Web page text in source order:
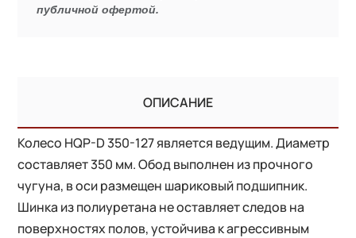
публичной офертой.
ОПИСАНИЕ
Колесо HQP-D 350-127 является ведущим. Диаметр
составляет 350 мм. Обод выполнен из прочного
чугуна, в оси размещен шариковый подшипник.
Шинка из полиуретана не оставляет следов на
поверхностях полов, устойчива к агрессивным